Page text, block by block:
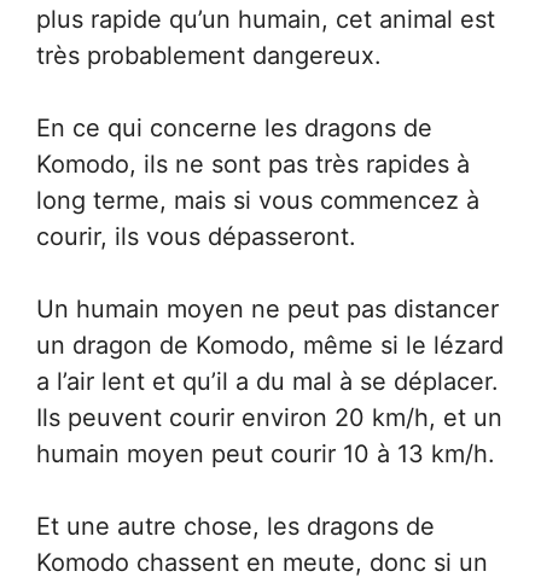
plus rapide qu’un humain, cet animal est
très probablement dangereux.
En ce qui concerne les dragons de
Komodo, ils ne sont pas très rapides à
long terme, mais si vous commencez à
courir, ils vous dépasseront.
Un humain moyen ne peut pas distancer
un dragon de Komodo, même si le lézard
a l’air lent et qu’il a du mal à se déplacer.
Ils peuvent courir environ 20 km/h, et un
humain moyen peut courir 10 à 13 km/h.
Et une autre chose, les dragons de
Komodo chassent en meute, donc si un